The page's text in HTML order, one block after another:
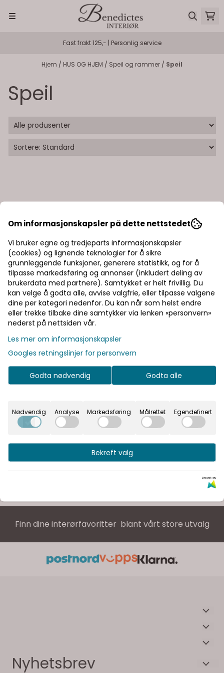
Fast frakt 125,- | Personlig service
Hjem / HUS OG HJEM / Speil og rammer / Speil
Speil
Kiko speil rundt - lite |
Nkuku
Kjøp
Finn dine interørfavoritter blant vårt store utvalg
2665 Lesja
Salgsbetingelser
Om oss
Nyhetsbrev
Om informasjonskapsler på dette nettstedet
Vi bruker egne og tredjeparts informasjonskapsler
(cookies) og lignende teknologier for å sikre
grunnleggende funksjoner, generere statistikk, og for å
tilpasse markedsføring og annonser (inkludert deling av
brukerdata med partnere). Samtykket er helt frivillig. Du
kan velge å godta alle, avvise valgfrie, eller tilpasse valgene
dine per kategori nedenfor. Du kan når som helst endre
eller trekke tilbake dine samtykker via lenken «personvern»
nederst på nettsiden vår.
Les mer om informasjonskapsler
Googles retningslinjer for personvern
Godta nødvendig Godta alle
Nødvendig Analyse Markedsføring Målrettet Egendefinert
Bekreft valg
Drevet av